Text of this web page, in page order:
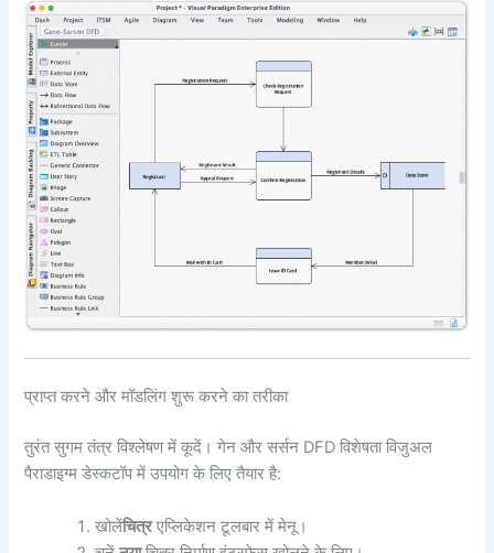
प्राप्त करने और मॉडलिंग शुरू करने का तरीका
तुरंत सुगम तंत्र विश्लेषण में कूदें। गेन और सर्सन DFD विशेषता विजुअल
पैराडाइग्म डेस्कटॉप में उपयोग के लिए तैयार है:
खोलेंचित्रएप्लिकेशन टूलबार में मेनू।